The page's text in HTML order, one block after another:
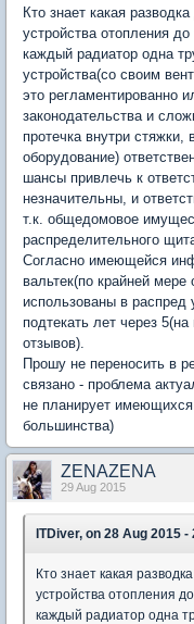
Кто знает какая
устройства отопления
каждый радиатор одна
устройства(со своим
это регламентированно
законодательства и
протечка внутри стяжки,
оборудование)
шансы привлечь к
незначительны, и
т.к. общедомовое
распределительного
Согласно имеющейся
вальтек(по крайней
использованы в распред
подтекать лет через
отзывов).
Прошу не переносить в
связано - проблема
не планирует
большинства)
ZENAZENA
29 Aug 2015
ITDiver, on 28 Aug 2015 -
Кто знает какая
устройства отопления
каждый радиатор одна